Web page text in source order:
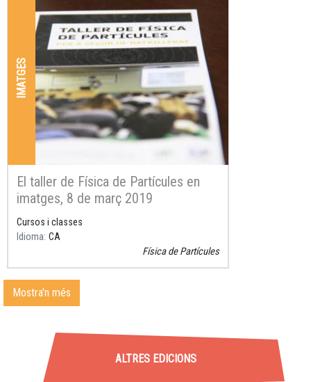
IMATGES
El taller de Física de Partícules en
imatges, 8 de març 2019
Cursos i classes
Idioma CA
Física de Partícules
Mostra'n més
Taller ALTRES EDICIONS